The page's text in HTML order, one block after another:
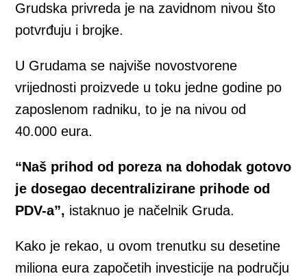
Grudska privreda je na zavidnom nivou što
potvrđuju i brojke.
U Grudama se najviše novostvorene
vrijednosti proizvede u toku jedne godine po
zaposlenom radniku, to je na nivou od
40.000 eura.
“Naš prihod od poreza na dohodak gotovo
je dosegao decentralizirane prihode od
PDV-a”, istaknuo je načelnik Gruda.
Kako je rekao, u ovom trenutku su desetine
miliona eura započetih investicije na području